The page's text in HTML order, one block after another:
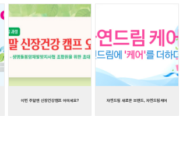
이번 주말엔 신장건강캠프 어떠세요 자연드림 새로운 브랜드, 자연드림케어